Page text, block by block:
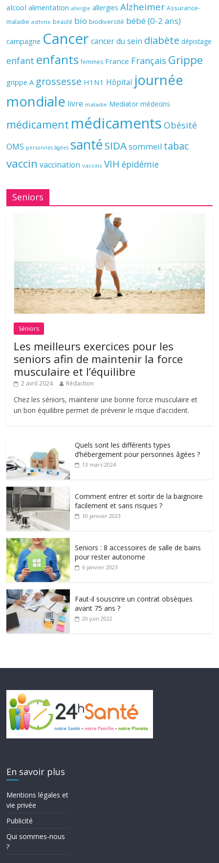
alcool alimentation allergie allergies Alzheimer Assurance-
maladie asthme beauté bio biodiversité bébé (0-2 ans)
campagne Cancer cancer du sein diabète dépistage
enfant enfants femmes France Français Grippe
grippe A grossesse H1N1 Hôpital journée
mondiale livre maladie Mediator médecins
médicament médicaments Obésité
OMS personnes âgées santé SIDAsommeil tabac
vaccin vaccination vaccins VIH épidémie
Seniors
Séniors
Les meilleurs exercices pour les
seniors afin de maintenir la force
musculaire et l’équilibre
2 avril 2024 Rédaction
Chez les séniors, maintenir une bonne force musculaire et
un bon équilibre permet de prévenir le risque d’accident.
Quels sont les différents types
d’hébergement pour personnes âgées ?
13 mars 2024
Comment entrer et sortir de la baignoire
facilement et sans risques ?
10 janvier 2023
Seniors : 8 accessoires de salle de bains
pour rester autonome
6 janvier 2023
Faut-il souscrire un contrat obsèques
avant 75 ans ?
20 juin 2022
En savoir plus
Mentions légales et
vie privée
Publicité
Qui sommes-nous
?